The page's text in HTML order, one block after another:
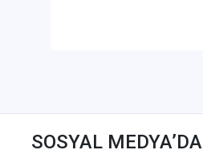
SOSYAL MEDYA’DA